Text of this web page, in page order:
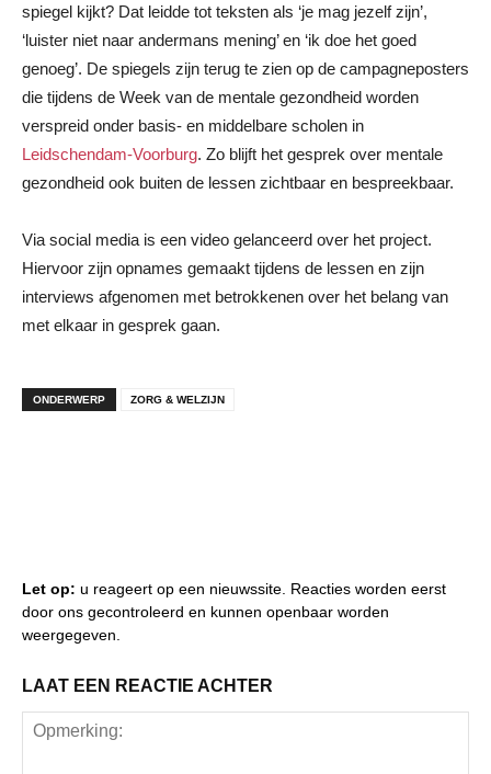
spiegel kijkt? Dat leidde tot teksten als ‘je mag jezelf zijn’,
‘luister niet naar andermans mening’ en ‘ik doe het goed
genoeg’. De spiegels zijn terug te zien op de campagneposters
die tijdens de Week van de mentale gezondheid worden
verspreid onder basis- en middelbare scholen in
Leidschendam-Voorburg. Zo blijft het gesprek over mentale
gezondheid ook buiten de lessen zichtbaar en bespreekbaar.
Via social media is een video gelanceerd over het project.
Hiervoor zijn opnames gemaakt tijdens de lessen en zijn
interviews afgenomen met betrokkenen over het belang van
met elkaar in gesprek gaan.
ONDERWERP ZORG & WELZIJN
Let op: u reageert op een nieuwssite. Reacties worden eerst
door ons gecontroleerd en kunnen openbaar worden
weergegeven.
LAAT EEN REACTIE ACHTER